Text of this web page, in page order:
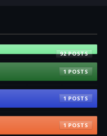
92
1
1
1